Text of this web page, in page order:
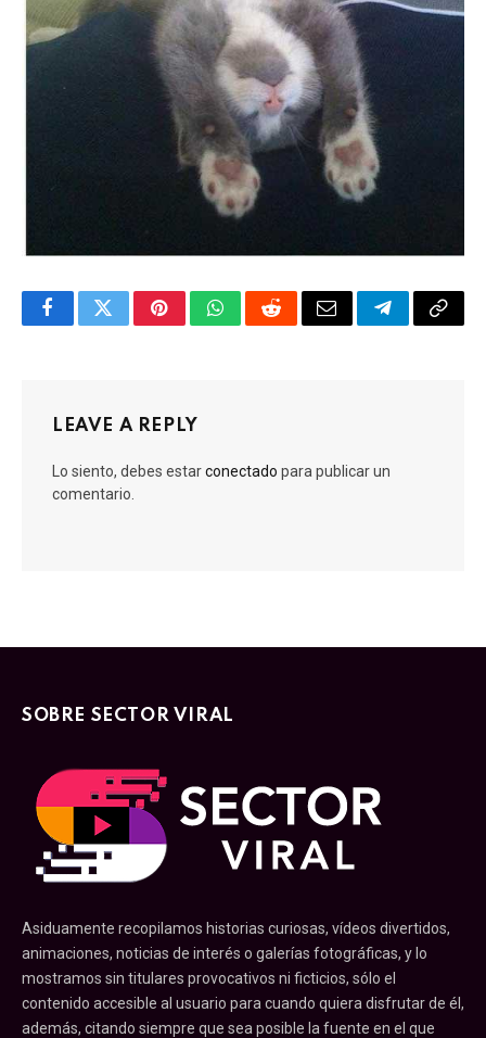
FacebookTwitterPinterestWhatsAppRedditEmail TelegramCopy
LEAVE A REPLY
Lo siento, debes estarconectado para publicar un
comentario.
SOBRE SECTOR VIRAL
Asiduamente recopilamos historias curiosas, vídeos divertidos,
animaciones, noticias de interés o galerías fotográficas, y lo
mostramos sin titulares provocativos ni ficticios, sólo el
contenido accesible al usuario para cuando quiera disfrutar de él,
además, citando siempre que sea posible la fuente en el que